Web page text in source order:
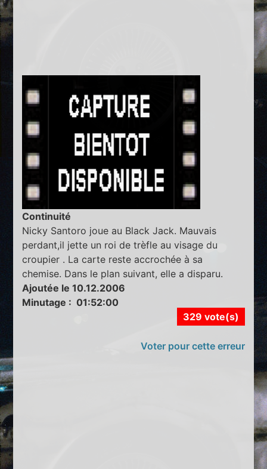
Continuité
Nicky Santoro joue au Black Jack. Mauvais
perdant,il jette un roi de trèfle au visage du
croupier . La carte reste accrochée à sa
chemise. Dans le plan suivant, elle a disparu.
Ajoutée le 10.12.2006
Minutage : 01:52:00
329 vote(s)
Voter pour cette erreur